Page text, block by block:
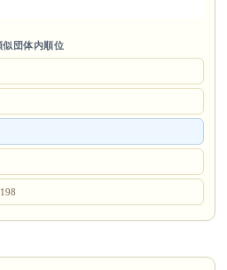
似団体内順位